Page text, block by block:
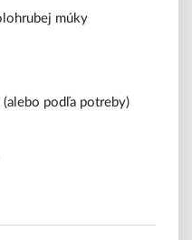
múky
podľa potreby)